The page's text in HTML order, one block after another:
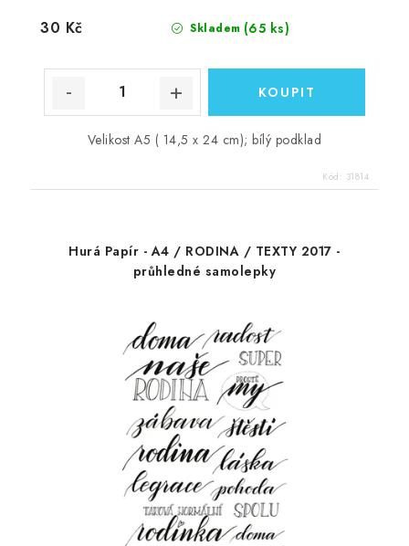
Skladem (65 ks)
30 Kč
Velikost A5 ( 14,5 x 24 cm); bílý podklad
Kód: 31814
Hurá Papír - A4 / RODINA / TEXTY 2017 -
průhledné samolepky